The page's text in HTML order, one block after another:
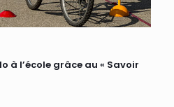
à l’école grâce au « Savoir